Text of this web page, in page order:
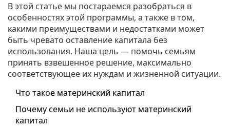
В этой статье мы постараемся разобраться в
особенностях этой программы, а также в том,
какими преимуществами и недостатками может
быть чревато оставление капитала без
использования. Наша цель — помочь семьям
принять взвешенное решение, максимально
соответствующее их нуждам и жизненной ситуации.
Что такое материнский капитал
Почему семьи не используют материнский
капитал